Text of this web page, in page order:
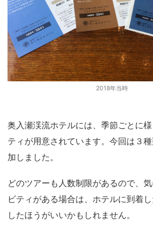
2018年当時
奥入瀬渓流ホテルには、季節ごとに
ティが用意されています。今回は３
加しました。
どのツアーも人数制限があるので、
ビティがある場合は、ホテルに到着
したほうがいいかもしれません。